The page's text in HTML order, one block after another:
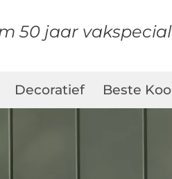
50 jaar
Decoratief Beste